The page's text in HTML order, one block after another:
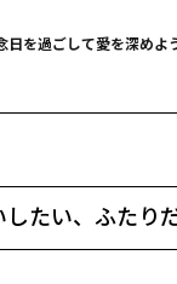
日を過ごして愛を深めよ
たい、ふたり